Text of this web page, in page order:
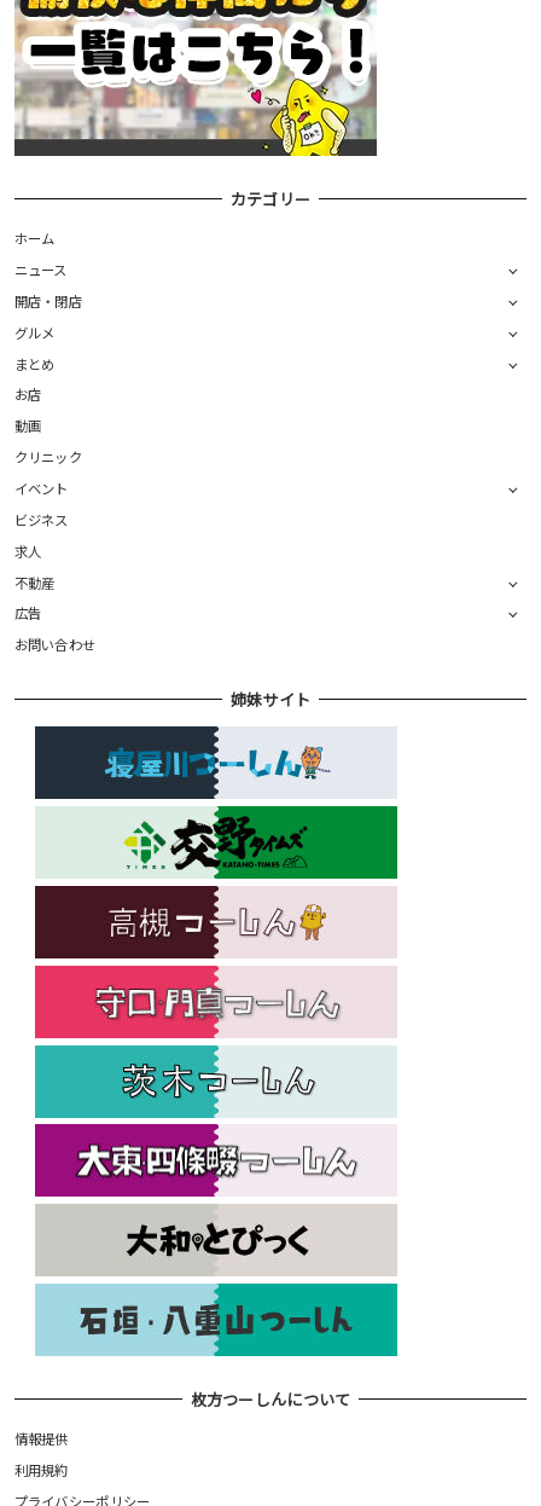
カテゴリー
ホーム
ニュース
開店・閉店
グルメ
まとめ
お店
動画
クリニック
イベント
ビジネス
求人
不動産
広告
お問い合わせ
姉妹サイト
枚方つーしんについて
情報提供
利用規約
プライバシーポリシー